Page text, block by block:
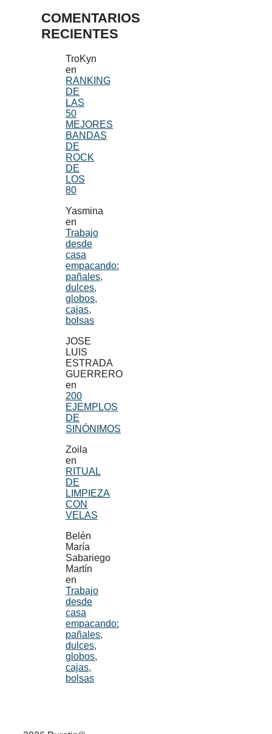
COMENTARIOS
RECIENTES
TroKyn
en
RANKING
DE
LAS
50
MEJORES
BANDAS
DE
ROCK
DE
LOS
80
Yasmina
en
Trabajo
desde
casa
empacando:
pañales,
dulces,
globos,
cajas,
bolsas
JOSE
LUIS
ESTRADA
GUERRERO
en
200
EJEMPLOS
DE
SINÓNIMOS
Zoila
en
RITUAL
DE
LIMPIEZA
CON
VELAS
Belén
María
Sabariego
Martín
en
Trabajo
desde
casa
empacando:
pañales,
dulces,
globos,
cajas,
bolsas